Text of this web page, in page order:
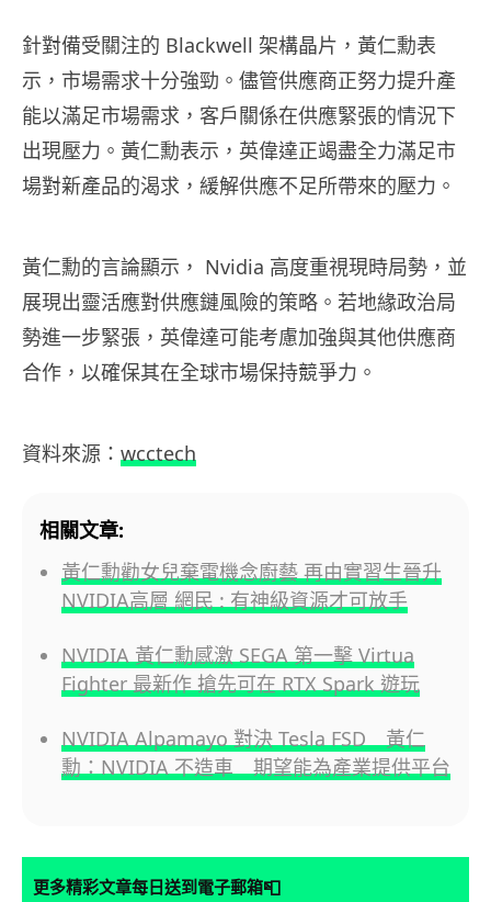
針對備受關注的 Blackwell 架構晶片，黃仁勳表
示，市場需求十分強勁。儘管供應商正努力提升產
能以滿足市場需求，客戶關係在供應緊張的情況下
出現壓力。黃仁勳表示，英偉達正竭盡全力滿足市
場對新產品的渴求，緩解供應不足所帶來的壓力。
黃仁勳的言論顯示， Nvidia 高度重視現時局勢，並
展現出靈活應對供應鏈風險的策略。若地緣政治局
勢進一步緊張，英偉達可能考慮加強與其他供應商
合作，以確保其在全球市場保持競爭力。
資料來源： wcctech
相關文章:
黃仁勳勸女兒棄電機念廚藝 再由實習生晉升
NVIDIA高層 網民 : 有神級資源才可放手
NVIDIA 黃仁勳感激 SEGA 第一擊 Virtua
Fighter 最新作 搶先可在 RTX Spark 遊玩
NVIDIA Alpamayo 對決 Tesla FSD 黃仁
勳：NVIDIA 不造車 期望能為產業提供平台
更多精彩文章每日送到電子郵箱📮